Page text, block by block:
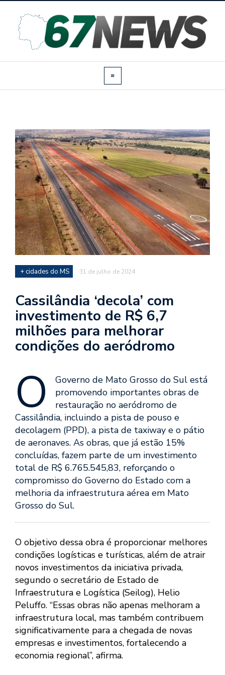
+ cidades do MS 31 de julho de 2024
Cassilândia ‘decola’ com
investimento de R$ 6,7
milhões para melhorar
condições do aeródromo
O
Governo de Mato Grosso do Sul está
promovendo importantes obras de
restauração no aeródromo de
Cassilândia, incluindo a pista de pouso e
decolagem (PPD), a pista de taxiway e o pátio
de aeronaves. As obras, que já estão 15%
concluídas, fazem parte de um investimento
total de R$ 6.765.545,83, reforçando o
compromisso do Governo do Estado com a
melhoria da infraestrutura aérea em Mato
Grosso do Sul.
O objetivo dessa obra é proporcionar melhores
condições logísticas e turísticas, além de atrair
novos investimentos da iniciativa privada,
segundo o secretário de Estado de
Infraestrutura e Logística (Seilog), Helio
Peluffo. “Essas obras não apenas melhoram a
infraestrutura local, mas também contribuem
significativamente para a chegada de novas
empresas e investimentos, fortalecendo a
economia regional”, afirma.